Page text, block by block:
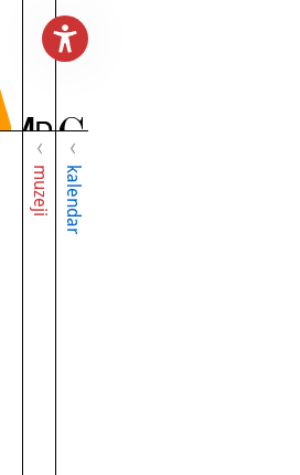
muzeji kalendar